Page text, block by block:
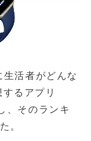
活者がどんな
るアプリ
、そのランキ
。